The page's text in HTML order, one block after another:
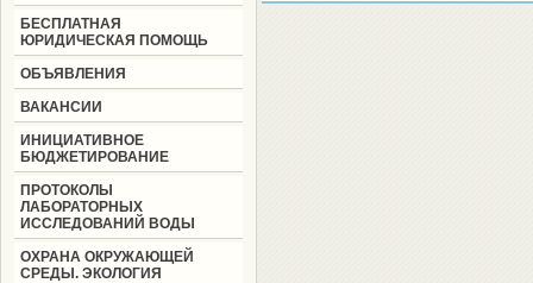
БЕСПЛАТНАЯ
ЮРИДИЧЕСКАЯ ПОМОЩЬ
ОБЪЯВЛЕНИЯ
ВАКАНСИИ
ИНИЦИАТИВНОЕ
БЮДЖЕТИРОВАНИЕ
ПРОТОКОЛЫ
ЛАБОРАТОРНЫХ
ИССЛЕДОВАНИЙ ВОДЫ
ОХРАНА ОКРУЖАЮЩЕЙ
СРЕДЫ. ЭКОЛОГИЯ